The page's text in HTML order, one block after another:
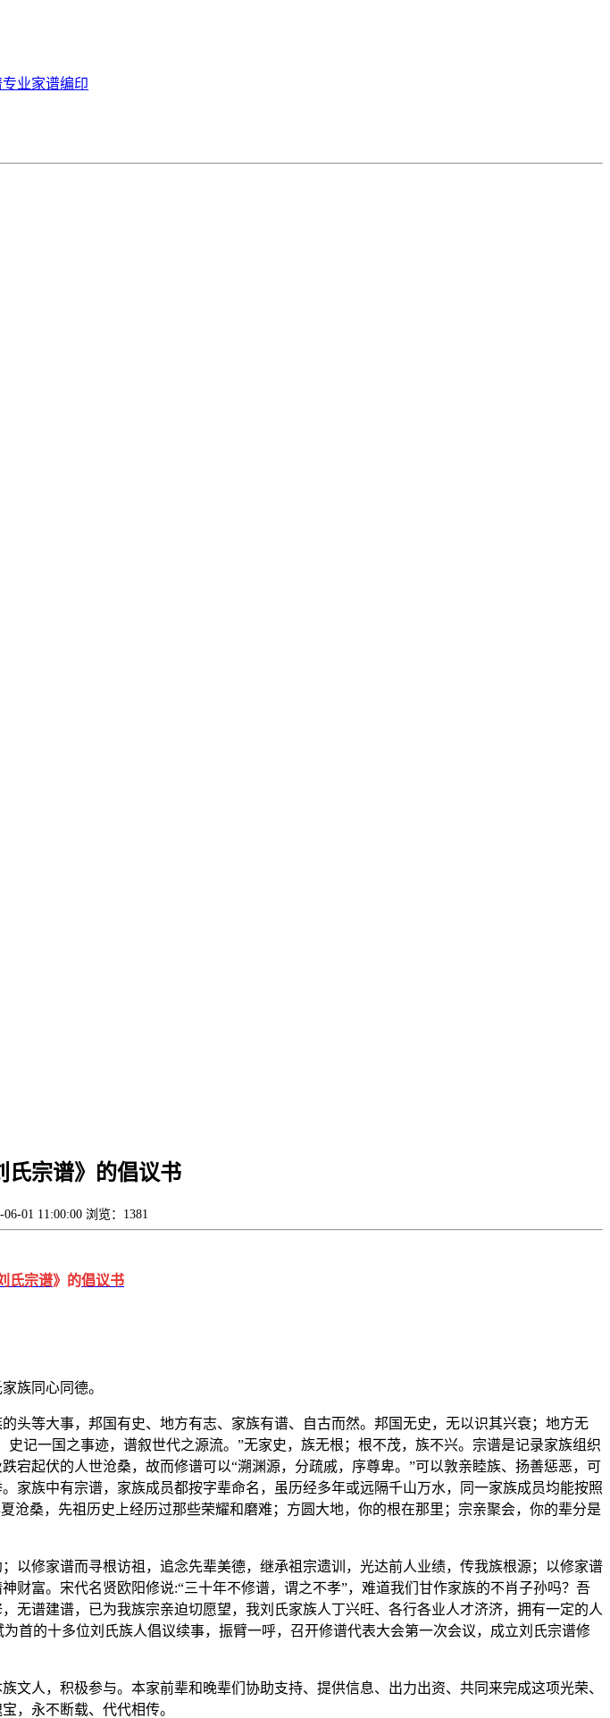
氏宗谱》的倡议书
06-01 11:00:00 浏览：1381
氏宗谱》的倡议书
族同心同德。
头等大事，邦国有史、地方有志、家族有谱、自古而然。邦国无史，无以识其兴衰；地方无
记一国之事迹，谱叙世代之源流。”无家史，族无根；根不茂，族不兴。宗谱是记录家族组织
起伏的人世沧桑，故而修谱可以“溯渊源，分疏戚，序尊卑。”可以敦亲睦族、扬善惩恶，可
家族中有宗谱，家族成员都按字辈命名，虽历经多年或远隔千山万水，同一家族成员均能按照
沧桑，先祖历史上经历过那些荣耀和磨难；方圆大地，你的根在那里；宗亲聚会，你的辈分是
以修家谱而寻根访祖，追念先辈美德，继承祖宗遗训，光达前人业绩，传我族根源；以修家谱
富。宋代名贤欧阳修说:“三十年不修谱，谓之不孝”，难道我们甘作家族的不肖子孙吗？吾
谱建谱，已为我族宗亲迫切愿望，我刘氏家族人丁兴旺、各行各业人才济济，拥有一定的人
首的十多位刘氏族人倡议续事，振臂一呼，召开修谱代表大会第一次会议，成立刘氏宗谱修
人，积极参与。本家前辈和晚辈们协助支持、提供信息、出力出资、共同来完成这项光荣、
，永不断载、代代相传。